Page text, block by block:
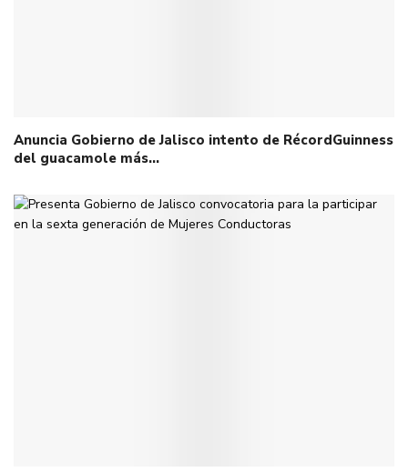
Anuncia Gobierno de Jalisco intento de RécordGuinness
del guacamole más…